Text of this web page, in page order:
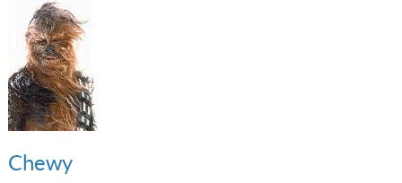
Chewy